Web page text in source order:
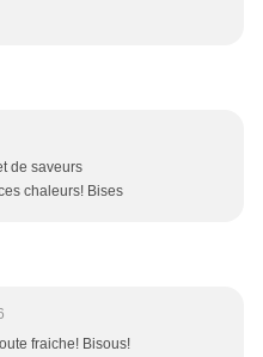
de saveurs
chaleurs! Bises
fraiche! Bisous!